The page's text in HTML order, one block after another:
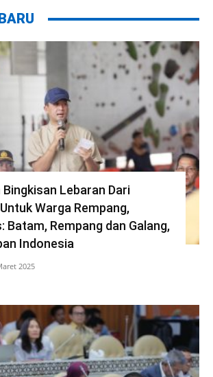
Bingkisan Lebaran Dari
Warga Rempang,
Batam, Rempang dan Galang,
Indonesia
2025